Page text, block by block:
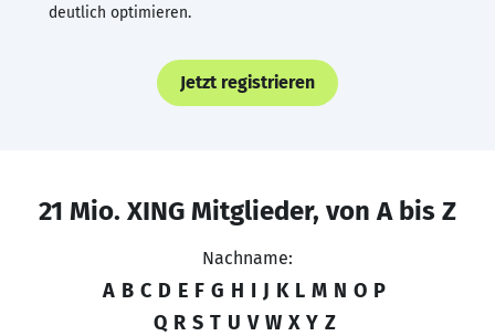
deutlich optimieren.
Jetzt registrieren
21 Mio. XING Mitglieder, von A bis Z
Nachname:
A B C D E F G H I J K L M N O P
Q R S T U V W X Y Z